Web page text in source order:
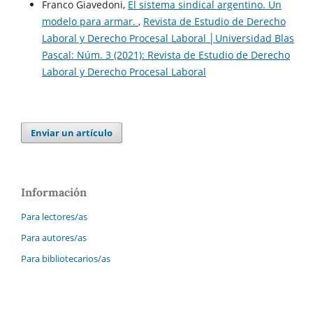
Franco Giavedoni, El sistema sindical argentino. Un
modelo para armar. , Revista de Estudio de Derecho
Laboral y Derecho Procesal Laboral │Universidad Blas
Pascal: Núm. 3 (2021): Revista de Estudio de Derecho
Laboral y Derecho Procesal Laboral
Enviar un artículo
Información
Para lectores/as
Para autores/as
Para bibliotecarios/as